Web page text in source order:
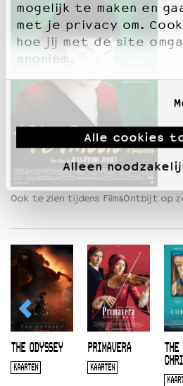
mogelijk te maken en
met je privacy om.
hoe jij met de site
anoniem.
Alle cookies
Alleen
Ook te zien tijdens Film&Ontbijt op
THE ODYSSEY
KAARTEN
PRIMAVERA
KAARTEN
THE